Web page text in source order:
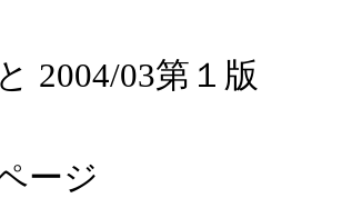
2004/03第１版
ージ